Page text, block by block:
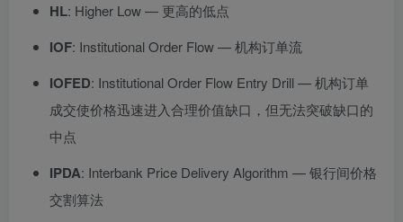
HL: Higher Low — 更高的低点
IOF: Institutional Order Flow — 机构订单流
IOFED: Institutional Order Flow Entry Drill — 机构订单
成交使价格迅速进入合理价值缺口，但无法突破缺口的
中点
IPDA: Interbank Price Delivery Algorithm — 银行间价格
交割算法